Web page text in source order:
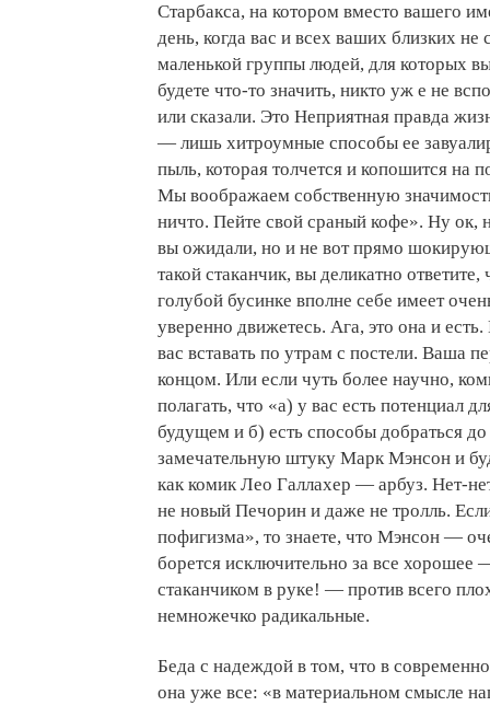
Старбакса, на котором вместо вашего
день, когда вас и всех ваших близких
маленькой группы людей, для которых
будете что-то значить, никто уж е не
или сказали. Это Неприятная правда
— лишь хитроумные способы ее
пыль, которая толчется и копошится на
Мы воображаем собственную
ничто. Пейте свой сраный кофе». Ну ок,
вы ожидали, но и не вот прямо
такой стаканчик, вы деликатно
голубой бусинке вполне себе имеет
уверенно движетесь. Ага, это она и
вас вставать по утрам с постели. Ваша
концом. Или если чуть более научно,
полагать, что «а) у вас есть потенциал
будущем и б) есть способы добраться
замечательную штуку Марк Мэнсон и
как комик Лео Галлахер — арбуз. Нет-
не новый Печорин и даже не тролль.
пофигизма», то знаете, что Мэнсон —
борется исключительно за все хорошее
стаканчиком в руке! — против всего
немножечко радикальные.
Беда с надеждой в том, что в
она уже все: «в материальном смысле